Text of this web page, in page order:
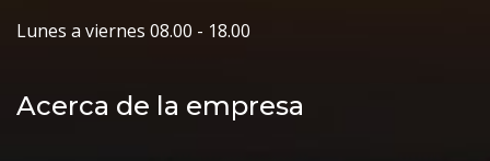
Lunes a viernes 08.00 - 18.00
Acerca de la empresa